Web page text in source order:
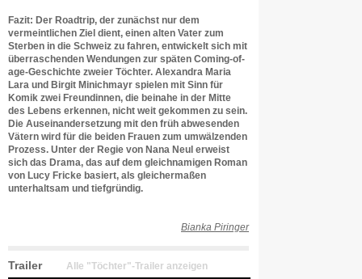
Fazit: Der Roadtrip, der zunächst nur dem
vermeintlichen Ziel dient, einen alten Vater zum
Sterben in die Schweiz zu fahren, entwickelt sich mit
überraschenden Wendungen zur späten Coming-of-
age-Geschichte zweier Töchter. Alexandra Maria
Lara und Birgit Minichmayr spielen mit Sinn für
Komik zwei Freundinnen, die beinahe in der Mitte
des Lebens erkennen, nicht weit gekommen zu sein.
Die Auseinandersetzung mit den früh abwesenden
Vätern wird für die beiden Frauen zum umwälzenden
Prozess. Unter der Regie von Nana Neul erweist
sich das Drama, das auf dem gleichnamigen Roman
von Lucy Fricke basiert, als gleichermaßen
unterhaltsam und tiefgründig.
Bianka Piringer
Trailer Alle "Töchter"-Trailer anzeigen